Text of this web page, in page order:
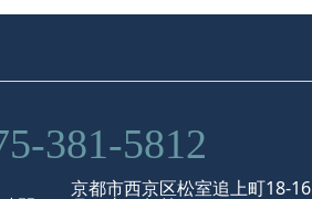
381-5812
市西京区松室追上町18-16